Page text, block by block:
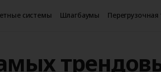
системы Шлагбаумы Перегрузочная